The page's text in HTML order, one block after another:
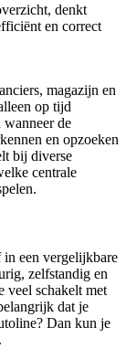
denkt
en correct
magazijn en
op tijd
de
en opzoeken
bij diverse
centrale
in een vergelijkbare
zelfstandig en
veel schakelt met
dat je
Dan kun je